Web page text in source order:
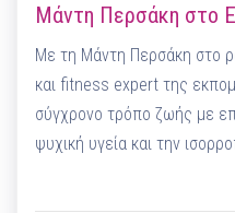
Μάντη Περσάκη στο
Με τη Μάντη Περσάκη στο
και fitness expert της
σύγχρονο τρόπο ζωής με
ψυχική υγεία και την